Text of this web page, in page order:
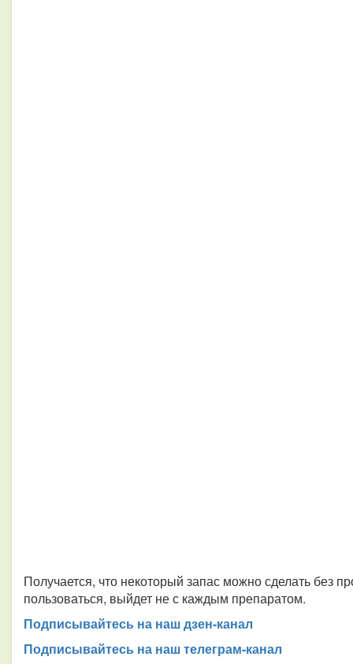
Получается, что некоторый запас можно сделать без
пользоваться, выйдет не с каждым препаратом.
Подписывайтесь на наш дзен-канал
Подписывайтесь на наш телеграм-канал